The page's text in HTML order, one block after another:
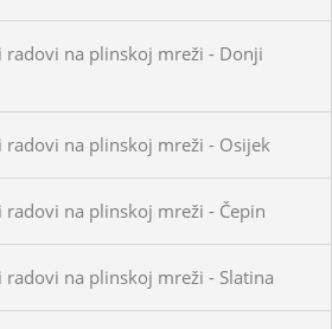
radovi na plinskoj mreži - Donji
na plinskoj mreži - Osijek
na plinskoj mreži - Čepin
na plinskoj mreži - Slatina